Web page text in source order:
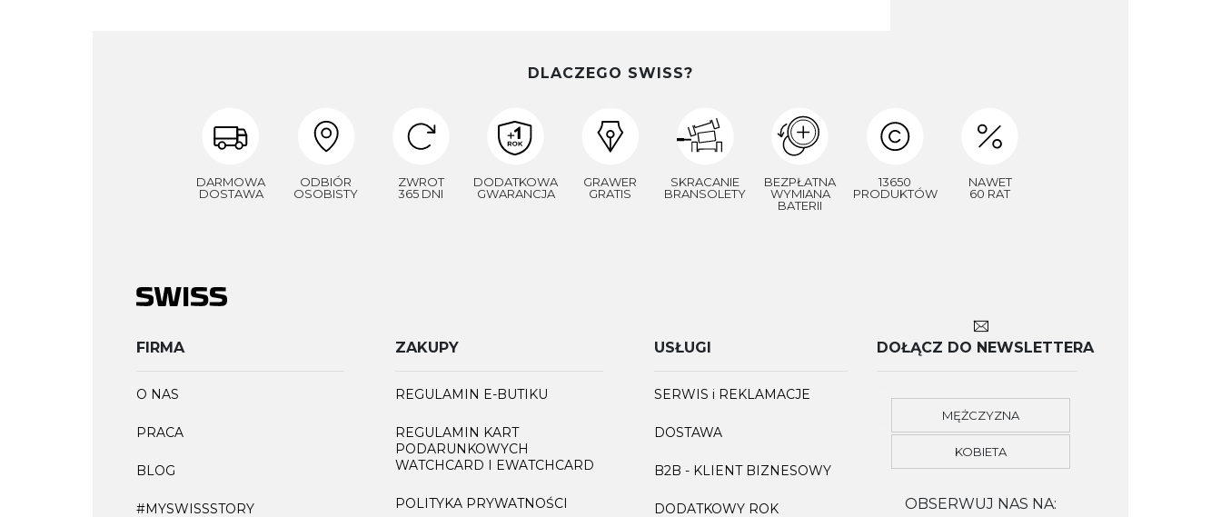
DLACZEGO SWISS?
DARMOWA
DOSTAWA
ODBIÓR
OSOBISTY
ZWROT
365 DNI
DODATKOWA
GWARANCJA
GRAWER
GRATIS
SKRACANIE
BRANSOLETY
BEZPŁATNA
WYMIANA
BATERII
13650
PRODUKTÓW
NAWET
60 RAT
FIRMA
O NAS
PRACA
BLOG
#MYSWISSSTORY
ZAKUPY
REGULAMIN E-BUTIKU
REGULAMIN KART
PODARUNKOWYCH
WATCHCARD I EWATCHCARD
POLITYKA PRYWATNOŚCI
USŁUGI
SERWIS i REKLAMACJE
DOSTAWA
B2B - KLIENT BIZNESOWY
DODATKOWY ROK
DOŁĄCZ DO NEWSLETTERA
MĘŻCZYZNA
KOBIETA
OBSERWUJ NAS NA: